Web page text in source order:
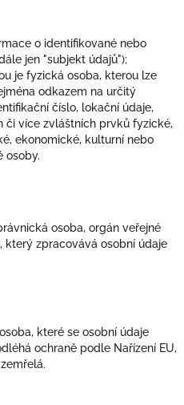
o identifikované nebo
jen "subjekt údajů");
je fyzická osoba, kterou lze
odkazem na určitý
číslo, lokační údaje,
či více zvláštních prvků fyzické,
ekonomické, kulturní nebo
osoby.
osoba, orgán veřejné
který zpracovává osobní údaje
které se osobní údaje
ochraně podle Nařízení EU,